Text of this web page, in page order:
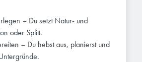
– Du setzt Natur- und
oder Splitt.
– Du hebst aus, planierst und